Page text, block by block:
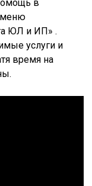
в
меню
ЮЛ и ИП» .
услуги и
время на